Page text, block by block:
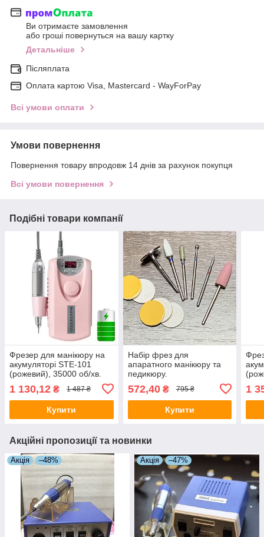
Ви отримаєте замовлення
або гроші повернуться на вашу картку
Детальніше
Післяплата
Оплата картою Visa, Mastercard - WayForPay
Всі умови оплати
Умови повернення
Повернення товару впродовж 14 днів за рахунок покупця
Всі умови повернення
Подібні товари компанії
Фрезер для манікюру на
акумуляторі STE-101
(рожевий), 35000 об/хв.
1 130,12 ₴ 1 487 ₴
Купити
Набір фрез для
апаратного манікюру та
педикюру.
572,40₴ 795 ₴
Купити
1
Акційні пропозиції та новинки
Акція –48% Акція –47%